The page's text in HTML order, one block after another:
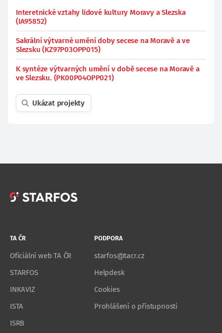
Interetnické vztahy lidové kultury Moravy a Slezska
(IA95852)
Sakrální výtvarné umění doby secese na Moravě a ve
Slezsku (KZ97P03OPP015)
K syntéze výtvarných umění v době secese na Moravě a
ve Slezsku. (PK00P04OPP021)
Ukázat projekty
TA ČR
Oficiální web TA ČR
STARFOS
INKAVIZ
ISTA
ISRB
PODPORA
starfos@tacr.cz
Helpdesk
Cookies
Prohlášení o přístupnosti